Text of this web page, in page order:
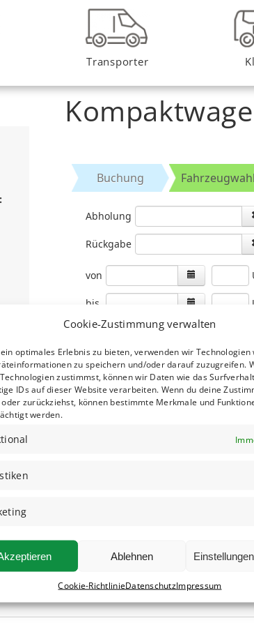
Cookie-Zustimmung verwalten
optimales Erlebnis zu bieten, verwenden wir Technologien
zu speichern und/oder darauf zuzugreifen.
zustimmst, können wir Daten wie das
IDs auf dieser Website verarbeiten. Wenn du deine
zurückziehst, können bestimmte Merkmale und
werden.
Ablehnen
Cookie-RichtlinieDatenschutzImpressum
Transporter